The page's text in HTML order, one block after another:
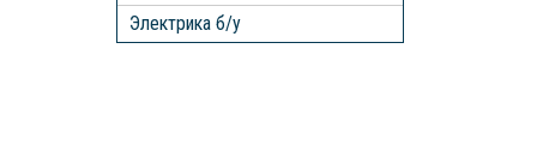
Электрика б/у